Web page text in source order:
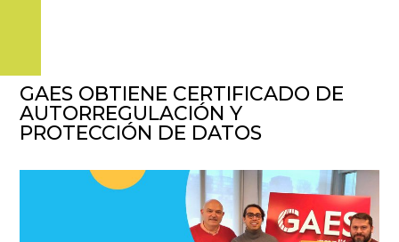
GAES OBTIENE CERTIFICADO DE
AUTORREGULACIÓN Y
PROTECCIÓN DE DATOS